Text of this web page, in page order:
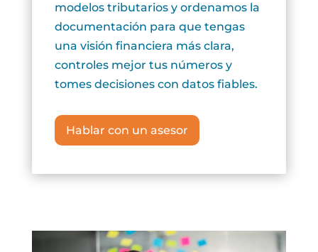
modelos tributarios y ordenamos la
documentación para que tengas
una visión financiera más clara,
controles mejor tus números y
tomes decisiones con datos fiables.
Hablar con un asesor